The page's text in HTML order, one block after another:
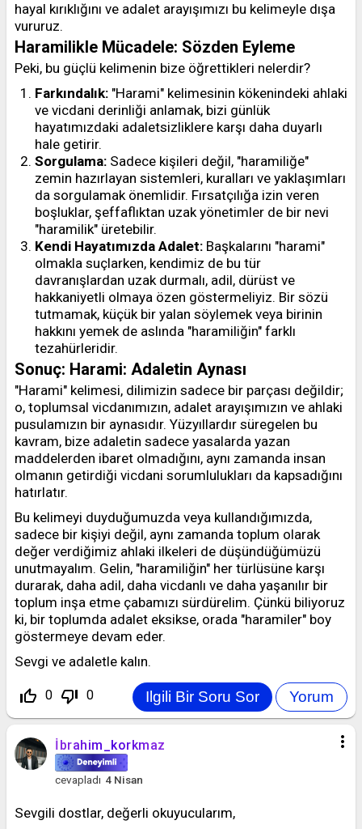
hayal kırıklığını ve adalet arayışımızı bu kelimeyle dışa
vururuz.
Haramilikle Mücadele: Sözden Eyleme
Peki, bu güçlü kelimenin bize öğrettikleri nelerdir?
Farkındalık: "Harami" kelimesinin kökenindeki ahlaki
ve vicdani derinliği anlamak, bizi günlük
hayatımızdaki adaletsizliklere karşı daha duyarlı
hale getirir.
Sorgulama: Sadece kişileri değil, "haramiliğe"
zemin hazırlayan sistemleri, kuralları ve yaklaşımları
da sorgulamak önemlidir. Fırsatçılığa izin veren
boşluklar, şeffaflıktan uzak yönetimler de bir nevi
"haramilik" üretebilir.
Kendi Hayatımızda Adalet: Başkalarını "harami"
olmakla suçlarken, kendimiz de bu tür
davranışlardan uzak durmalı, adil, dürüst ve
hakkaniyetli olmaya özen göstermeliyiz. Bir sözü
tutmamak, küçük bir yalan söylemek veya birinin
hakkını yemek de aslında "haramiliğin" farklı
tezahürleridir.
Sonuç: Harami: Adaletin Aynası
"Harami" kelimesi, dilimizin sadece bir parçası değildir;
o, toplumsal vicdanımızın, adalet arayışımızın ve ahlaki
pusulamızın bir aynasıdır. Yüzyıllardır süregelen bu
kavram, bize adaletin sadece yasalarda yazan
maddelerden ibaret olmadığını, aynı zamanda insan
olmanın getirdiği vicdani sorumlulukları da kapsadığını
hatırlatır.
Bu kelimeyi duyduğumuzda veya kullandığımızda,
sadece bir kişiyi değil, aynı zamanda toplum olarak
değer verdiğimiz ahlaki ilkeleri de düşündüğümüzü
unutmayalım. Gelin, "haramiliğin" her türlüsüne karşı
durarak, daha adil, daha vicdanlı ve daha yaşanılır bir
toplum inşa etme çabamızı sürdürelim. Çünkü biliyoruz
ki, bir toplumda adalet eksikse, orada "haramiler" boy
göstermeye devam eder.
Sevgi ve adaletle kalın.
thumb_up_off_alt 0 thumb_down_off_alt 0
more_vert
İbrahim_korkmaz
cevapladı 4 Nisan
Sevgili dostlar, değerli okuyucularım,